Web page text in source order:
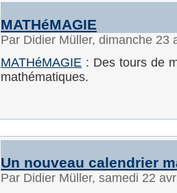
MATHéMAGIE
Par Didier Müller, dimanche 23
MATHéMAGIE : Des tours de
mathématiques.
Un nouveau calendrier
Par Didier Müller, samedi 22